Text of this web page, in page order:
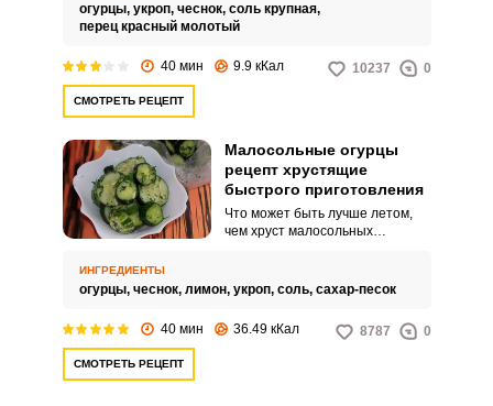
огурцы, укроп, чеснок, соль крупная,
перец красный молотый
40 мин 9.9 кКал 10237 0
СМОТРЕТЬ РЕЦЕПТ
Малосольные огурцы
рецепт хрустящие
быстрого приготовления
Что может быть лучше летом,
чем хруст малосольных
себе в этом удовольствии,
такие огурцы долго.
ИНГРЕДИЕНТЫ
огурцы, чеснок, лимон, укроп, соль, сахар-песок
40 мин 36.49 кКал 8787 0
СМОТРЕТЬ РЕЦЕПТ